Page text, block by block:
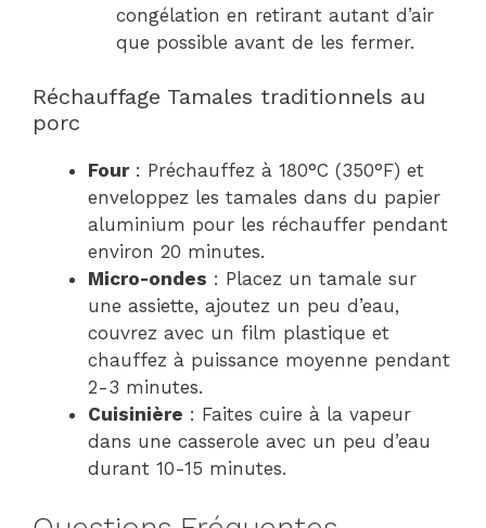
congélation en retirant autant d’air
que possible avant de les fermer.
Réchauffage Tamales traditionnels au
porc
Four: Préchauffez à 180°C (350°F) et
enveloppez les tamales dans du papier
aluminium pour les réchauffer pendant
environ 20 minutes.
Micro-ondes : Placez un tamale sur
une assiette, ajoutez un peu d’eau,
couvrez avec un film plastique et
chauffez à puissance moyenne pendant
2-3 minutes.
Cuisinière : Faites cuire à la vapeur
dans une casserole avec un peu d’eau
durant 10-15 minutes.